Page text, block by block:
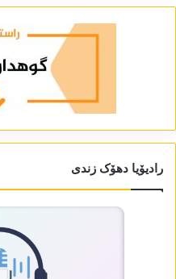
رادیۆیا دھۆک زندی